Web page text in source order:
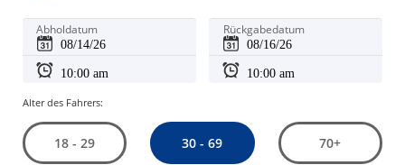
Abholdatum Rückgabedatum
Alter des Fahrers:
18 - 29 30 - 69 70+